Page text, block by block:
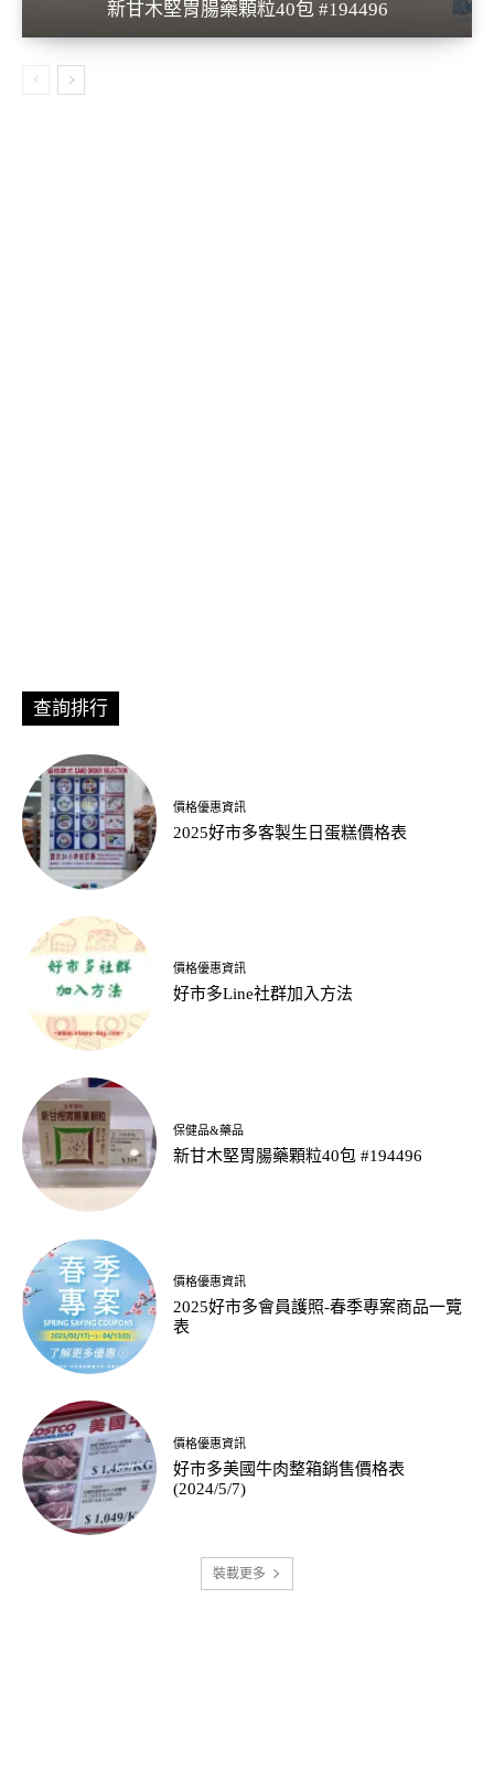
新甘木堅胃腸藥顆粒40包 #194496
查詢排行
價格優惠資訊
2025好市多客製生日蛋糕價格表
價格優惠資訊
好市多Line社群加入方法
保健品&藥品
新甘木堅胃腸藥顆粒40包 #194496
價格優惠資訊
2025好市多會員護照-春季專案商品一覽
表
價格優惠資訊
好市多美國牛肉整箱銷售價格表
(2024/5/7)
裝載更多